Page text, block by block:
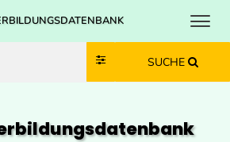
Zum Inhalt springen
Zum Navmenü springen
Zur Suche springen
Zur Footer springen
SUCHE